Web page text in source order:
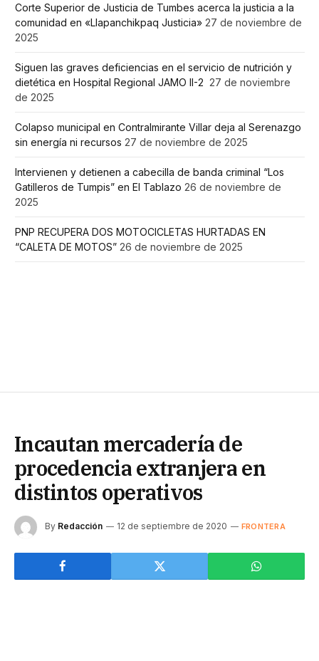
Corte Superior de Justicia de Tumbes acerca la justicia a la
comunidad en «Llapanchikpaq Justicia» 27 de noviembre de
2025
Siguen las graves deficiencias en el servicio de nutrición y
dietética en Hospital Regional JAMO II-2 27 de noviembre
de 2025
Colapso municipal en Contralmirante Villar deja al Serenazgo
sin energía ni recursos 27 de noviembre de 2025
Intervienen y detienen a cabecilla de banda criminal “Los
Gatilleros de Tumpis” en El Tablazo 26 de noviembre de
2025
PNP RECUPERA DOS MOTOCICLETAS HURTADAS EN
“CALETA DE MOTOS” 26 de noviembre de 2025
Incautan mercadería de
procedencia extranjera en
distintos operativos
By Redacción 12 de septiembre de 2020 FRONTERA